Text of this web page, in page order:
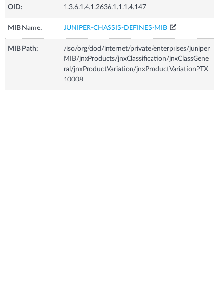
OID: 1.3.6.1.4.1.2636.1.1.1.4.147
MIB Name: JUNIPER-CHASSIS-DEFINES-MIB
MIB Path:
/iso/org/dod/internet/private/enterprises/juniper
MIB/jnxProducts/jnxClassification/jnxClassGene
ral/jnxProductVariation/jnxProductVariationPTX
10008